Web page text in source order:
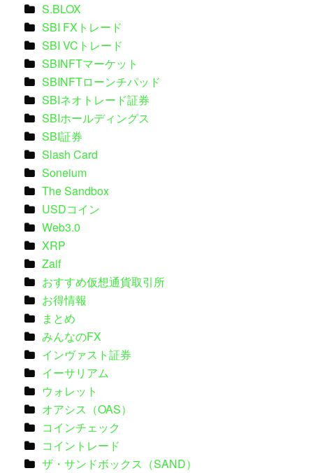
S.BLOX
SBI FXトレード
SBI VCトレード
SBINFTマーケット
SBINFTローンチパッド
SBIネオトレード証券
SBIホールディングス
SBI証券
Slash Card
Soneium
The Sandbox
USDコイン
Web3.0
XRP
Zaif
おすすめ仮想通貨取引所
お得情報
まとめ
みんなのFX
インヴァスト証券
イーサリアム
ウォレット
オアシス（OAS）
コインチェック
コイントレード
ザ・サンドボックス（SAND）